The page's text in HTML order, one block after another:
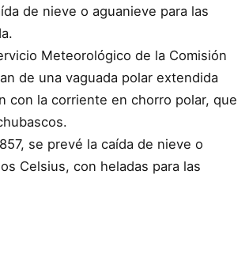
de nieve o aguanieve para las
Meteorológico de la Comisión
de una vaguada polar extendida
con la corriente en chorro polar, que
se prevé la caída de nieve o
Celsius, con heladas para las